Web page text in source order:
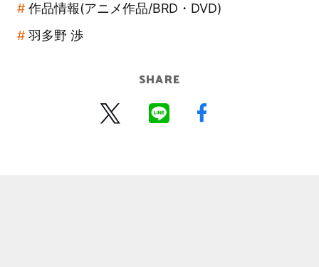
作品情報(アニメ作品/BRD・DVD)
羽多野 渉
SHARE